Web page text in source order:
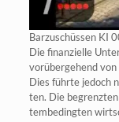
Bar­zu­schüs­sen KI
Die finan­zi­el­le
vor­über­ge­hend
Dies führ­te jedoch
ten. Die
tem­be­ding­ten